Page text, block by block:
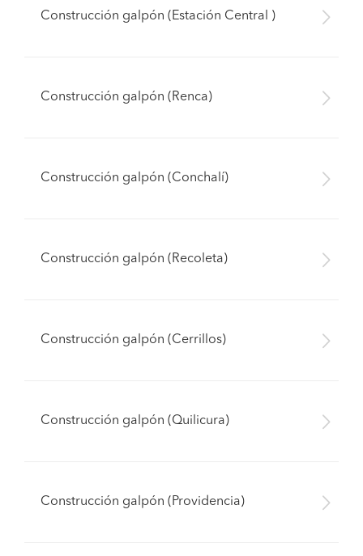
Construcción galpón (Estación Central )
Construcción galpón (Renca)
Construcción galpón (Conchalí)
Construcción galpón (Recoleta)
Construcción galpón (Cerrillos)
Construcción galpón (Quilicura)
Construcción galpón (Providencia)